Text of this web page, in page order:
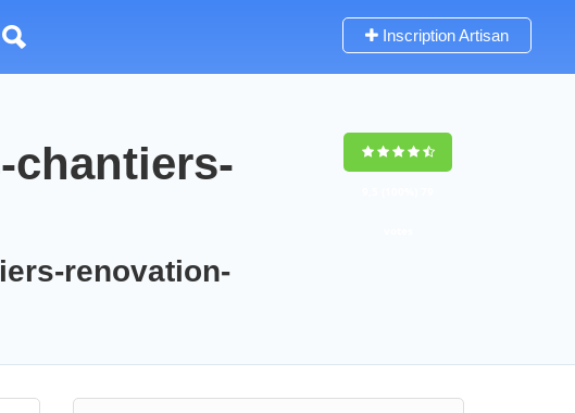
Inscription Artisan
chantiers-
renovation-